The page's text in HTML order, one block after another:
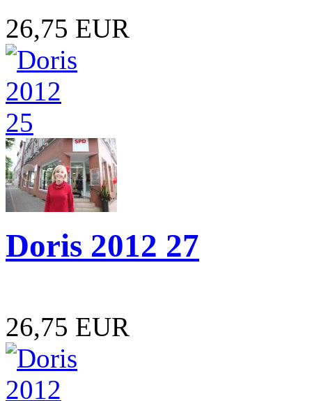
26,75 EUR
Doris 2012 27
26,75 EUR